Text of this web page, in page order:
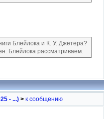
Блейлока и К. У. Джетера?
Блейлока рассматриваем.
- ...) > к сообщению